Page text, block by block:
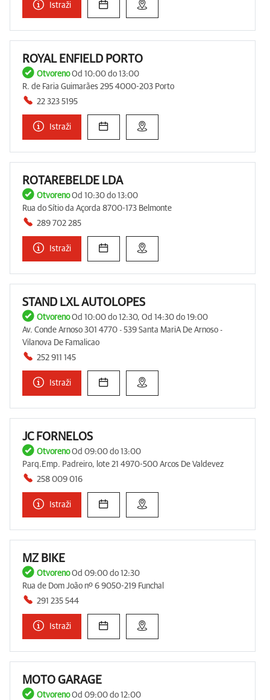
Istraži
ROYAL ENFIELD PORTO
OtvorenoOd 10:00 do 13:00
R. de Faria Guimarães 295 4000-203 Porto
22 323 5195
Istraži
ROTAREBELDE LDA
OtvorenoOd 10:30 do 13:00
Rua do Sítio da Açorda 8700-173 Belmonte
289 702 285
Istraži
STAND LXL AUTOLOPES
OtvorenoOd 10:00 do 12:30, Od 14:30 do 19:00
Av. Conde Arnoso 301 4770 - 539 Santa Mari­A De Arnoso -
Vilanova De Famalicao
252 911 145
Istraži
JC FORNELOS
OtvorenoOd 09:00 do 13:00
Parq.Emp. Padreiro, lote 21 4970-500 Arcos De Valdevez
258 009 016
Istraži
MZ BIKE
OtvorenoOd 09:00 do 12:30
Rua de Dom João nº 6 9050-219 Funchal
291 235 544
Istraži
MOTO GARAGE
OtvorenoOd 09:00 do 12:00